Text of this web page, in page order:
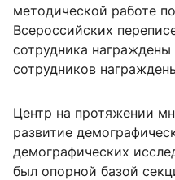
методической работе
Всероссийских
сотрудника
сотрудников
Центр на протяжении
развитие
демографических
был опорной базой